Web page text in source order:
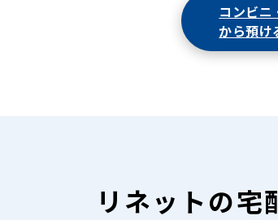
コンビニ
から預け
リネットの宅